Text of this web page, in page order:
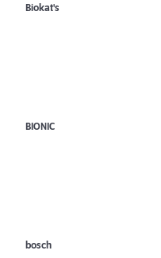
Biokat's
BIONIC
bosch